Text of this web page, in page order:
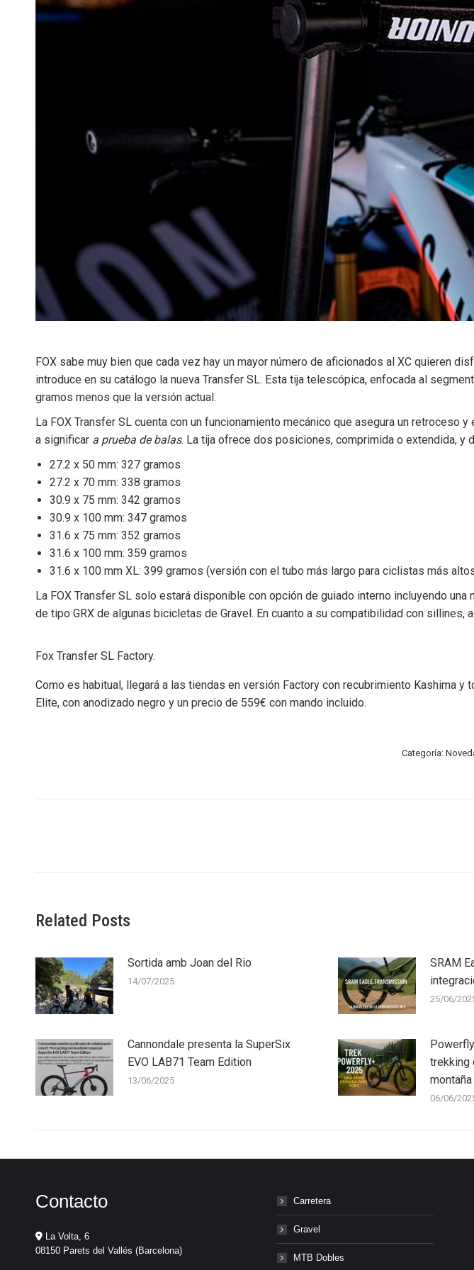
FOX sabe muy bien que cada vez hay un mayor número de aficionados al XC quieren
introduce en su catálogo la nueva Transfer SL. Esta tija telescópica, enfocada al
gramos menos que la versión actual.
La FOX Transfer SL cuenta con un funcionamiento mecánico que asegura un retroceso
a significar a prueba de balas. La tija ofrece dos posiciones, comprimida o extendida,
27.2 x 50 mm: 327 gramos
27.2 x 70 mm: 338 gramos
30.9 x 75 mm: 342 gramos
30.9 x 100 mm: 347 gramos
31.6 x 75 mm: 352 gramos
31.6 x 100 mm: 359 gramos
31.6 x 100 mm XL: 399 gramos (versión con el tubo más largo para ciclistas más
La FOX Transfer SL solo estará disponible con opción de guiado interno incluyendo
de tipo GRX de algunas bicicletas de Gravel. En cuanto a su compatibilidad con
Fox Transfer SL Factory.
Como es habitual, llegará a las tiendas en versión Factory con recubrimiento Kashima
Elite, con anodizado negro y un precio de 559€ con mando incluido.
Categoría:
Related Posts
Sortida amb Joan del Rio
14/07/2025
SRAM
25/06/
Cannondale presenta la SuperSix
EVO LAB71 Team Edition
13/06/2025
trekking
montaña
06/06/
Contacto
La Volta, 6
08150 Parets del Vallés (Barcelona)
Carretera
Gravel
MTB Dobles